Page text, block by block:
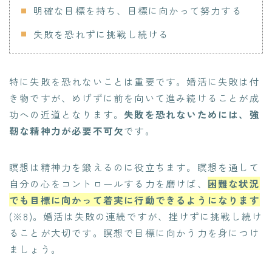
明確な目標を持ち、目標に向かって努力する
失敗を恐れずに挑戦し続ける
特に失敗を恐れないことは重要です。婚活に失敗は付
き物ですが、めげずに前を向いて進み続けることが成
功への近道となります。 失敗を恐れないためには、強
靭な精神力が必要不可欠です。
瞑想は精神力を鍛えるのに役立ちます。瞑想を通して
自分の心をコントロールする力を磨けば、 困難な状況
でも目標に向かって着実に行動できるようになります
(※8)。婚活は失敗の連続ですが、挫けずに挑戦し続け
ることが大切です。瞑想で目標に向かう力を身につけ
ましょう。